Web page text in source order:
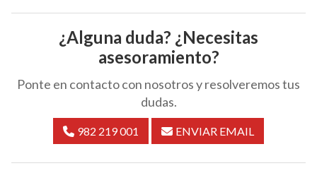
¿Alguna duda? ¿Necesitas
asesoramiento?
Ponte en contacto con nosotros y resolveremos tus
dudas.
982 219 001 ENVIAR EMAIL